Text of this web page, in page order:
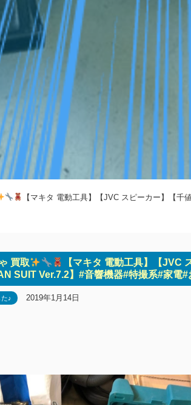
【マキタ 電動工具】【JVC スピーカー】【
買取
【マキタ 電動工具】【JVC
SUIT Ver.7.2】#音響機器#特撮系#家電#
♪ 2019年1月14日